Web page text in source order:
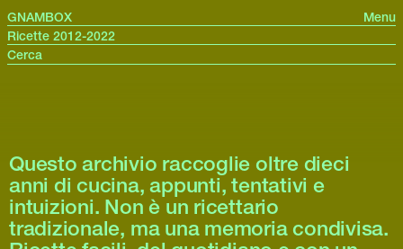
GNAMBOX
Menu
Ricette 2012-2022
Questo archivio raccoglie oltre dieci
anni di cucina, appunti, tentativi e
intuizioni. Non è un ricettario
tradizionale, ma una memoria condivisa.